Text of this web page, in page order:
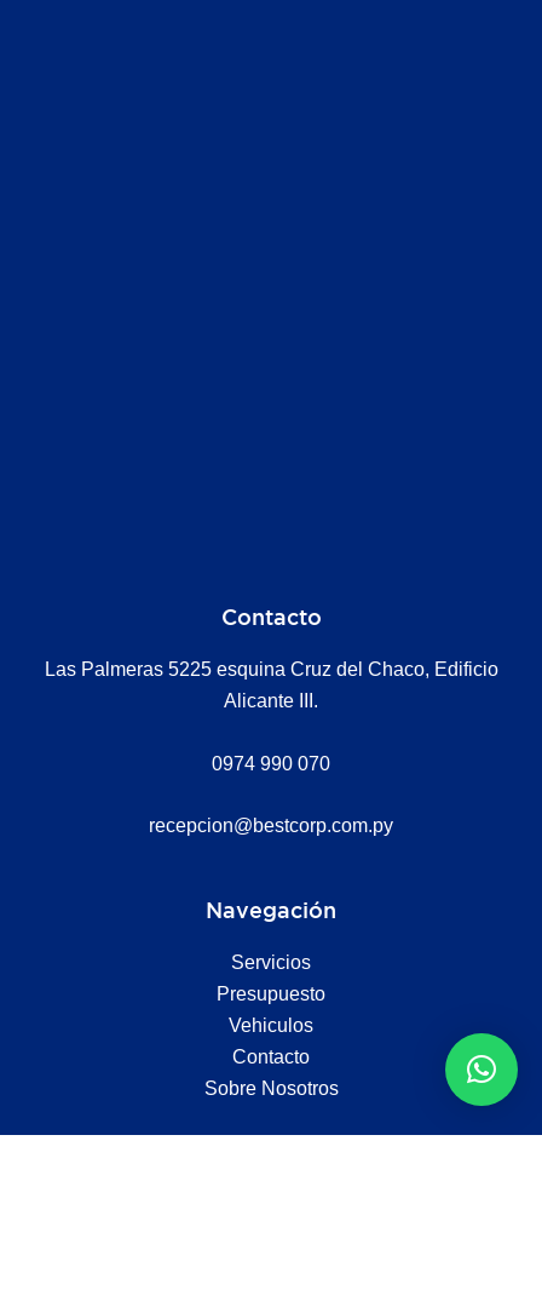
Contacto
Las Palmeras 5225 esquina Cruz del Chaco, Edificio
Alicante III.
0974 990 070
recepcion@bestcorp.com.py
Navegación
Servicios
Presupuesto
Vehiculos
Contacto
Sobre Nosotros